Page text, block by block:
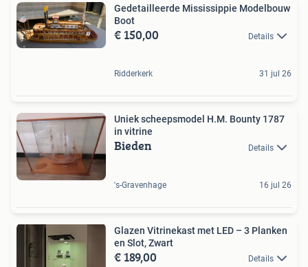
Gedetailleerde Mississippie Modelbouw
Boot
€ 150,00 Details
Ridderkerk 31 jul 26
Uniek scheepsmodel H.M. Bounty 1787
in vitrine
Bieden Details
's-Gravenhage 16 jul 26
Glazen Vitrinekast met LED – 3 Planken
en Slot, Zwart
€ 189,00 Details